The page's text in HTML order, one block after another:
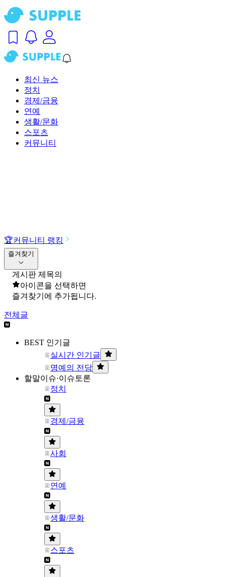
최신 뉴스
정치
경제/금융
연예
생활/문화
스포츠
커뮤니티
🏆커뮤니티 랭킹
즐겨찾기
게시판 제목의
아이콘을 선택하면
즐겨찾기에 추가됩니다.
전체글
BEST 인기글
실시간 인기글
명예의 전당
할말이슈·이슈토론
정치
경제/금융
사회
연예
생활/문화
스포츠